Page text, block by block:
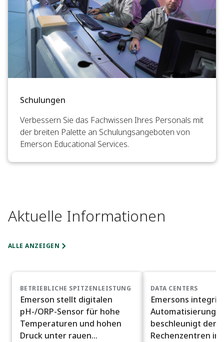
Schulungen
Verbessern Sie das Fachwissen Ihres Personals mit
der breiten Palette an Schulungsangeboten von
Emerson Educational Services.
Aktuelle Informationen
ALLE ANZEIGEN
BETRIEBLICHE SPITZENLEISTUNG
Emerson stellt digitalen
pH-/ORP-Sensor für hohe
Temperaturen und hohen
Druck unter rauen
DATA CENTERS
Emersons
beschleunigt den
Rechenzentren im